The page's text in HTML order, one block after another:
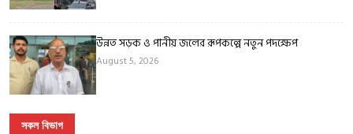
উন্নত সড়ক ও পানীয় জলের রূপকল্পে নতুন পদক্ষেপ
August 5, 2026
সকল বিভাগ